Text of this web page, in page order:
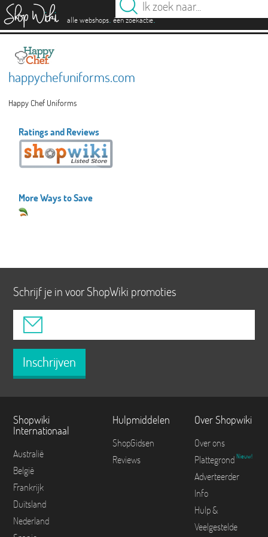
alle webshops. één zoekactie.
happychefuniforms.com
Happy Chef Uniforms
Ratings and Reviews
More Ways to Save
Schrijf je in voor ShopWiki promoties
Inschrijven
Shopwiki
Internationaal
Australië
België
Frankrijk
Duitsland
Nederland
Hulpmiddelen
ShopGidsen
Reviews
Over Shopwiki
Over ons
Plattegrond Nieuw!
Adverteerder
Info
Hulp &
Veelgestelde